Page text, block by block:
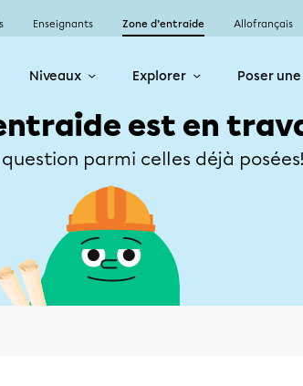
Enseignants Zone d’entraide Allofrançais
Niveaux Explorer Poser
est en
parmi celles déjà